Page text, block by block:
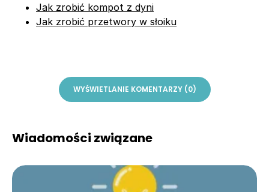
Jak zrobić kompot z dyni
Jak zrobić przetwory w słoiku
WYŚWIETLANIE KOMENTARZY (0)
Wiadomości związane